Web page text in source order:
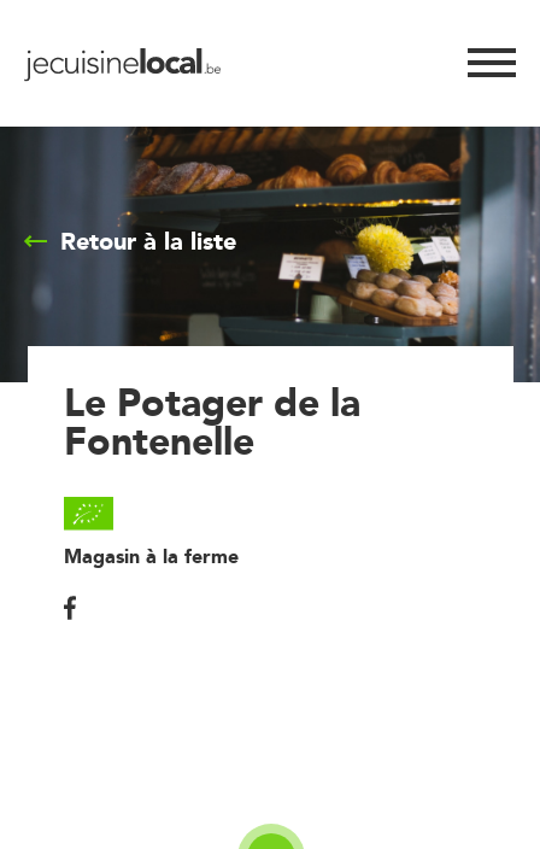
Retour à la liste
Le Potager de la
Fontenelle
Magasin à la ferme